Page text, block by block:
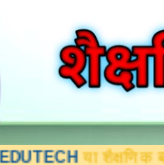
शैक्षणिक ब्लॉगवर